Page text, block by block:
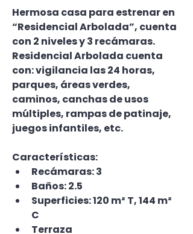
Hermosa casa para estrenar en
“Residencial Arbolada”, cuenta
con 2 niveles y 3 recámaras.
Residencial Arbolada cuenta
con: vigilancia las 24 horas,
parques, áreas verdes,
caminos, canchas de usos
múltiples, rampas de patinaje,
juegos infantiles, etc.
Características:
Recámaras: 3
Baños: 2.5
Superficies: 120 m² T, 144 m²
C
Terraza